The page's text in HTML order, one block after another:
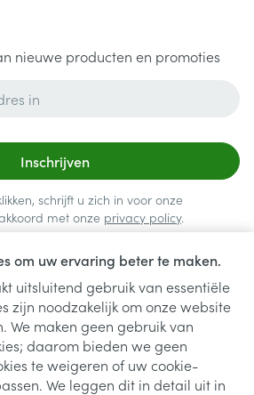
om uw ervaring beter te maken.
uitsluitend gebruik van essentiële
zijn noodzakelijk om onze website
We maken geen gebruik van
daarom bieden we geen
te weigeren of uw cookie-
We leggen dit in detail uit in
nieuwe producten en promoties
Inschrijven
schrijft u zich in voor onze
met onze privacy policy.